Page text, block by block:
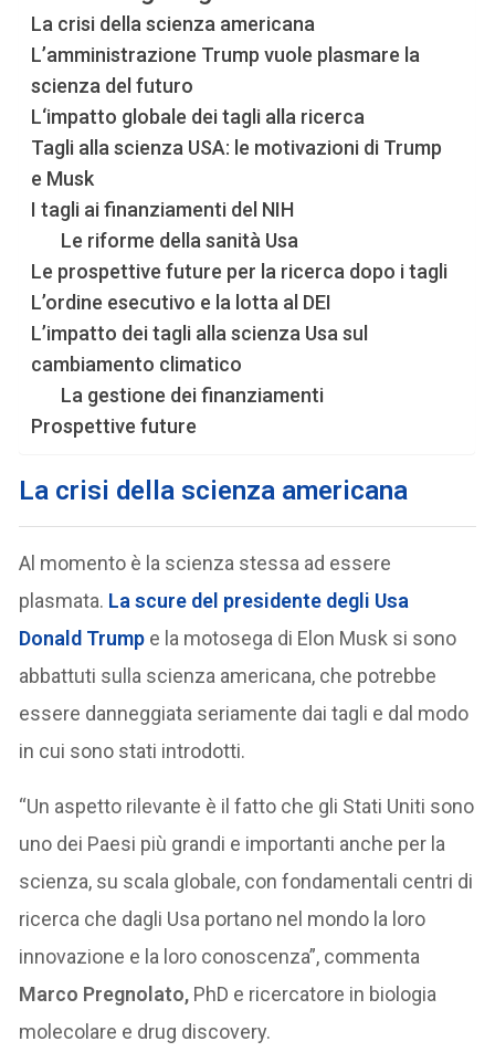
La crisi della scienza americana
L’amministrazione Trump vuole plasmare la
scienza del futuro
L‘impatto globale dei tagli alla ricerca
Tagli alla scienza USA: le motivazioni di Trump
e Musk
I tagli ai finanziamenti del NIH
Le riforme della sanità Usa
Le prospettive future per la ricerca dopo i tagli
L’ordine esecutivo e la lotta al DEI
L’impatto dei tagli alla scienza Usa sul
cambiamento climatico
La gestione dei finanziamenti
Prospettive future
La crisi della scienza americana
Al momento è la scienza stessa ad essere
plasmata. La scure del presidente degli Usa
Donald Trump e la motosega di Elon Musk si sono
abbattuti sulla scienza americana, che potrebbe
essere danneggiata seriamente dai tagli e dal modo
in cui sono stati introdotti.
“Un aspetto rilevante è il fatto che gli Stati Uniti sono
uno dei Paesi più grandi e importanti anche per la
scienza, su scala globale, con fondamentali centri di
ricerca che dagli Usa portano nel mondo la loro
innovazione e la loro conoscenza”, commenta
Marco Pregnolato, PhD e ricercatore in biologia
molecolare e drug discovery.